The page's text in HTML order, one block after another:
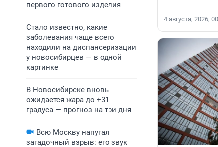
первого готового изделия
Стало известно, какие
заболевания чаще всего
находили на диспансеризации
у новосибирцев — в одной
картинке
В Новосибирске вновь
ожидается жара до +31
градуса — прогноз на три дня
Всю Москву напугал
загадочный взрыв: его звук
4 августа, 2026,